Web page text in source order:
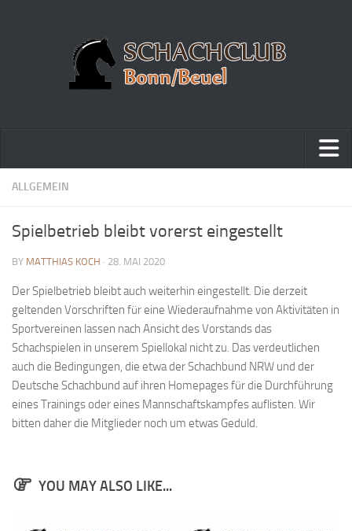
Home
Vereinsmeisterschaft
Vereinspokalturnier
Vereinsschnellschachmeisterschaft
Blitzturnierserie
Schnellturnierserie
Bayernpokal
Bonner Schnellschachturniere
3. Mannschaft
ALLGEMEIN
Spielbetrieb bleibt vorerst eingestellt
BY MATTHIAS KOCH · 28. MAI 2020
Der Spielbetrieb bleibt auch weiterhin eingestellt. Die derzeit
geltenden Vorschriften für eine Wiederaufnahme von Aktivitäten in
Sportvereinen lassen nach Ansicht des Vorstands das
Schachspielen in unserem Spiellokal nicht zu. Das verdeutlichen
auch die Bedingungen, die etwa der Schachbund NRW und der
Deutsche Schachbund auf ihren Homepages für die Durchführung
eines Trainings oder eines Mannschaftskampfes auflisten. Wir
bitten daher die Mitglieder noch um etwas Geduld.
YOU MAY ALSO LIKE...